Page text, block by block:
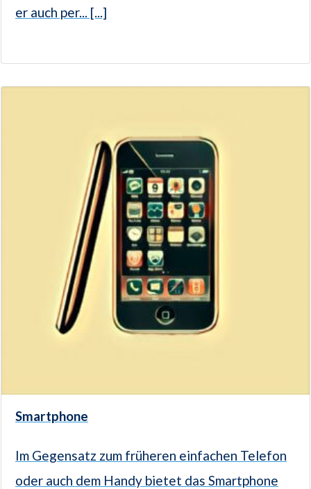
er auch per... [...]
Smartphone
Im Gegensatz zum früheren einfachen Telefon
oder auch dem Handy bietet das Smartphone